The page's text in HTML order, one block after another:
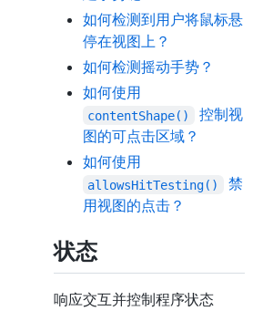
如何检测到用户将鼠标悬
停在视图上？
如何检测摇动手势？
如何使用
contentShape()
控制视
图的可点击区域？
如何使用
allowsHitTesting()
禁
用视图的点击？
状态
响应交互并控制程序状态